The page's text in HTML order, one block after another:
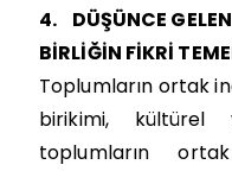
4. DÜŞÜNCE
BİRLİĞİN FİKRİ
Toplumların ortak
birikimi,
toplumların